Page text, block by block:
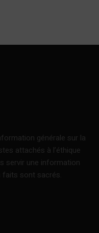
générale sur la
attachés à l’éthique
servir une information
faits sont sacrés.